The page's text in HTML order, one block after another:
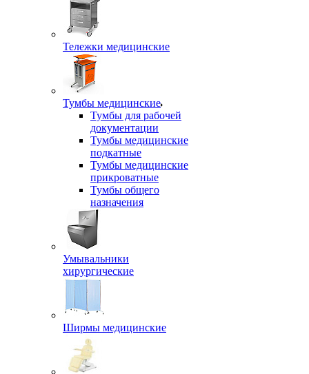
Тележки медицинские
Тумбы медицинские
Тумбы для рабочей
документации
Тумбы медицинские
подкатные
Тумбы медицинские
прикроватные
Тумбы общего
назначения
Умывальники
хирургические
Ширмы медицинские